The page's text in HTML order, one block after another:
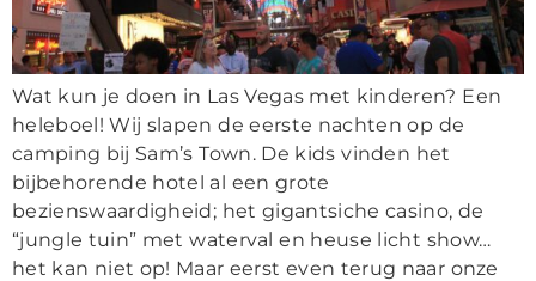
Wat kun je doen in Las Vegas met kinderen? Een
heleboel! Wij slapen de eerste nachten op de
camping bij Sam’s Town. De kids vinden het
bijbehorende hotel al een grote
bezienswaardigheid; het gigantsiche casino, de
“jungle tuin” met waterval en heuse licht show…
het kan niet op! Maar eerst even terug naar onze